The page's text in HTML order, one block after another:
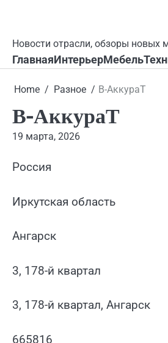
Новости отрасли, обзоры новых
ГлавнаяИнтерьерМебель
Home Разное В-АккураТ
В-АккураТ
19 марта, 2026
Россия
Иркутская область
Ангарск
3, 178-й квартал
3, 178-й квартал, Ангарск
665816